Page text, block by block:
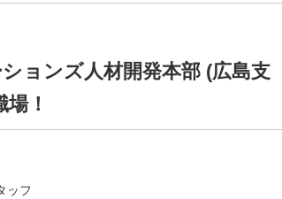
ョンズ人材開発本部 (広島支
！
ッフ